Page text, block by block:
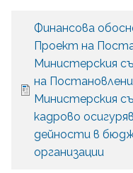
Финансова
Проект на
Министерския
на
Министерския
кадрово
дейности в
организации